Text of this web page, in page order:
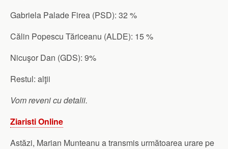
Gabriela Palade Firea (PSD): 32 %
Călin Popescu Tăriceanu (ALDE): 15 %
Nicuşor Dan (GDS): 9%
Restul: alţii
Vom reveni cu detalii.
Ziaristi Online
Astăzi, Marian Munteanu a transmis următoarea urare pe